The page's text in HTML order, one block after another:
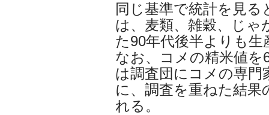
同じ基準で統計を見る
は、麦類、雑穀、じゃ
た90年代後半よりも生
なお、コメの精米値
は調査団にコメの専
に、調査を重ねた結
れる。